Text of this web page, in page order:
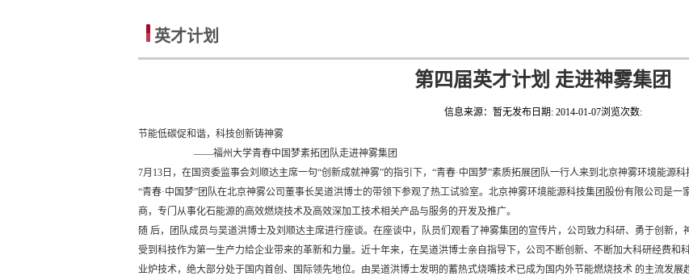
英才计划
第四届英才计划 走进神雾集团
信息来源： 暂无发布日期: 2014-01-07浏览次数:
节能低碳促和谐，科技创新铸神雾
——福州大学青春中国梦素拓团队走进神雾集团
7月13日，在国资委监事会刘顺达主席一句“创新成就神雾”的指引下，“青春·中国梦”素质拓展团队一行人来到北京神雾环境能源科
“青春·中国梦”团队在北京神雾公司董事长吴道洪博士的带领下参观了热工试验室。北京神雾环境能源科技集团股份有限公司是
商，专门从事化石能源的高效燃烧技术及高效深加工技术相关产品与服务的开发及推广。
随 后，团队成员与吴道洪博士及刘顺达主席进行座谈。在座谈中，队员们观看了神雾集团的宣传片，公司致力科研、勇于创新
受到科技作为第一生产力给企业带来的革新和力量。近十年来，在吴道洪博士亲自指导下，公司不断创新、不断加大科研经费和
业炉技术，绝大部分处于国内首创、国际领先地位。由吴道洪博士发明的蓄热式烧嘴技术已成为国内外节能燃烧技术 的主流发